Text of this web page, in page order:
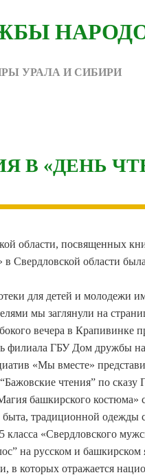
УРАЛА И СИБИРИ
В «ДЕНЬ
области, посвященных
Свердловской области
для детей и
мы заглянули на
вечера в
филиала ГБУ Дом дружбы
«Мы вместе»
чтения” по
башкирского
традиционной одежды
«Свердловского
на русском и
которых отражается